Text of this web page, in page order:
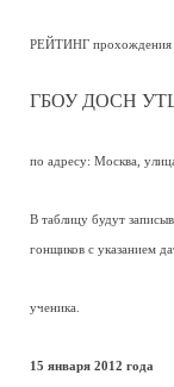
РЕЙТИНГ прохождения
ГБОУ ДОСН
по адресу: Москва,
В таблицу будут
гонщиков с указанием
ученика.
15 января 2012 года